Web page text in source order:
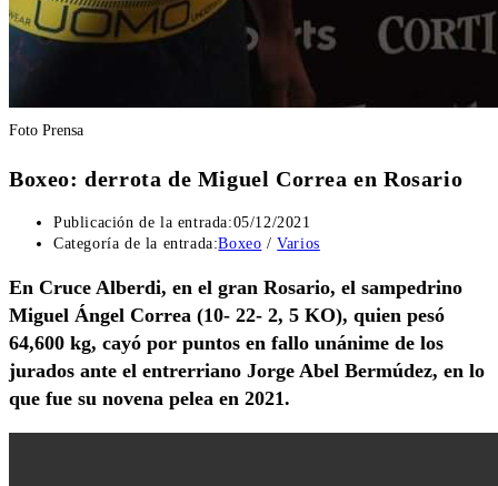
Foto Prensa
Boxeo: derrota de Miguel Correa en Rosario
Publicación de la entrada:05/12/2021
Categoría de la entrada:Boxeo / Varios
En Cruce Alberdi, en el gran Rosario, el sampedrino
Miguel Ángel Correa (10- 22- 2, 5 KO), quien pesó
64,600 kg, cayó por puntos en fallo unánime de los
jurados ante el entrerriano Jorge Abel Bermúdez, en lo
que fue su novena pelea en 2021.